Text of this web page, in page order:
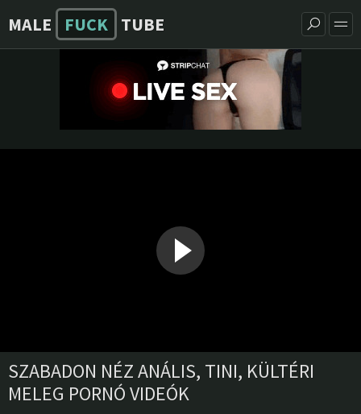
MALE FUCK TUBE
SZABADON NÉZ ANÁLIS, TINI, KÜLTÉRI
MELEG PORNÓ VIDEÓK